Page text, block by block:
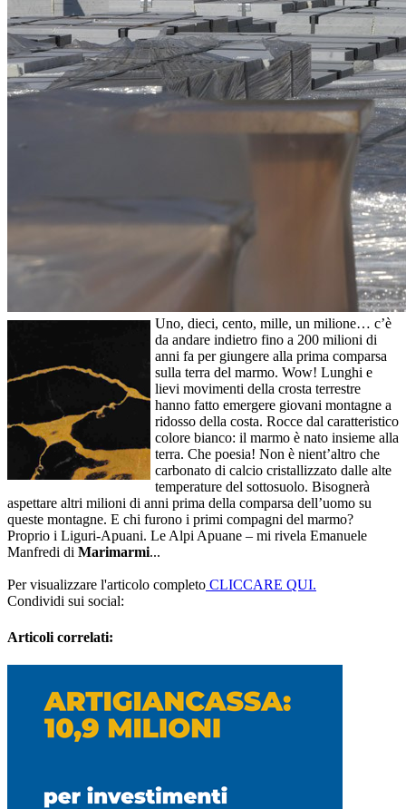
Uno, dieci, cento, mille, un milione… c’è
da andare indietro fino a 200 milioni di
anni fa per giungere alla prima comparsa
sulla terra del marmo. Wow! Lunghi e
lievi movimenti della crosta terrestre
hanno fatto emergere giovani montagne a
ridosso della costa. Rocce dal caratteristico
colore bianco: il marmo è nato insieme alla
terra. Che poesia! Non è nient’altro che
carbonato di calcio cristallizzato dalle alte
temperature del sottosuolo. Bisognerà
aspettare altri milioni di anni prima della comparsa dell’uomo su
queste montagne. E chi furono i primi compagni del marmo?
Proprio i Liguri-Apuani. Le Alpi Apuane – mi rivela Emanuele
Manfredi di Marimarmi...
Per visualizzare l'articolo completo CLICCARE QUI.
Condividi sui social:
Articoli correlati: